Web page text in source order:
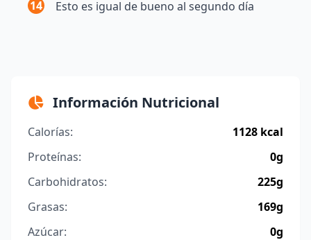
14
Esto es igual de bueno al segundo día
Información Nutricional
Calorías:
1128 kcal
Proteínas:
0g
Carbohidratos:
225g
Grasas:
169g
Azúcar:
0g